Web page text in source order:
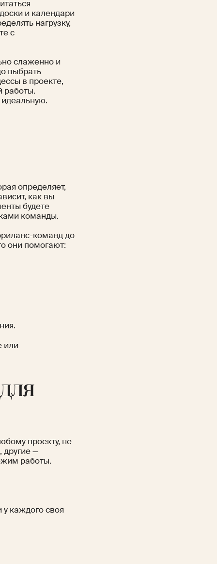
и календари
нагрузку,
с
слаженно и
выбрать
в проекте,
работы.
определяет,
как вы
будете
команды.
команд до
они помогают:
или
проекту, не
другие —
работы.
каждого своя